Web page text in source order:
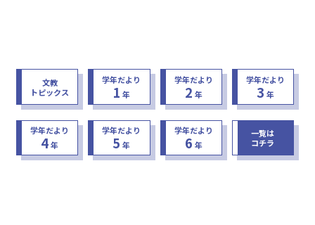
文教
トピックス
学年だより
1 年
学年だより
2 年
学年だより
3 年
学年だより
4年
学年だより
5 年
学年だより
6 年
一覧は
コチラ